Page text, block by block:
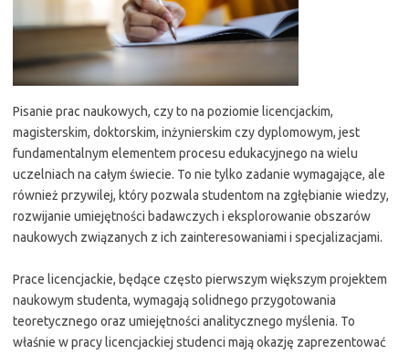
Pisanie prac naukowych, czy to na poziomie licencjackim,
magisterskim, doktorskim, inżynierskim czy dyplomowym, jest
fundamentalnym elementem procesu edukacyjnego na wielu
uczelniach na całym świecie. To nie tylko zadanie wymagające, ale
również przywilej, który pozwala studentom na zgłębianie wiedzy,
rozwijanie umiejętności badawczych i eksplorowanie obszarów
naukowych związanych z ich zainteresowaniami i specjalizacjami.
Prace licencjackie, będące często pierwszym większym projektem
naukowym studenta, wymagają solidnego przygotowania
teoretycznego oraz umiejętności analitycznego myślenia. To
właśnie w pracy licencjackiej studenci mają okazję zaprezentować